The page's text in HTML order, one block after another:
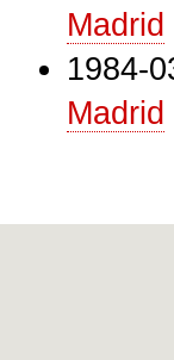
Madrid
1984-
Madrid